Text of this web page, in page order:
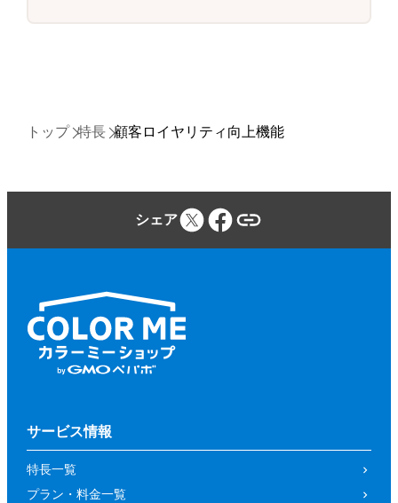
トップ 特長 顧客ロイヤリティ向上機能
シェア
サービス情報
特長一覧
プラン・料金一覧